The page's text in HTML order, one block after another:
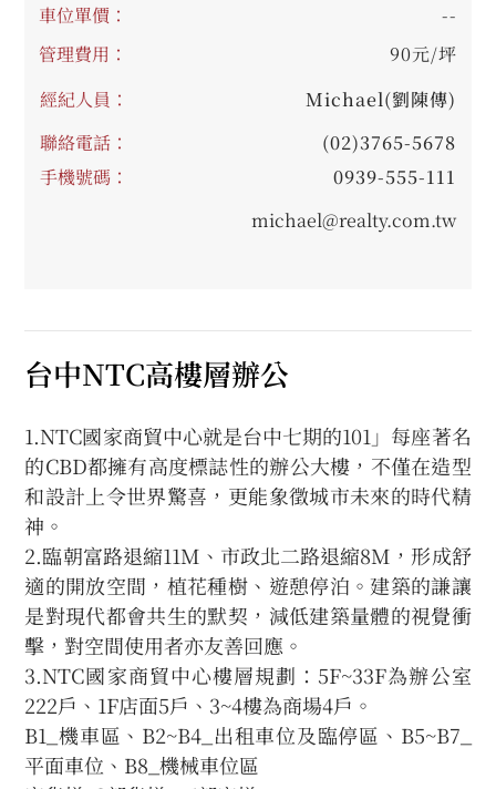
車位單價：
--
管理費用：
90元/坪
經紀人員：
Michael(劉陳傳)
聯絡電話：
(02)3765-5678
手機號碼：
0939-555-111
michael@realty.com.tw
台中NTC高樓層辦公
1.NTC國家商貿中心就是台中七期的101」每座著名
的CBD都擁有高度標誌性的辦公大樓，不僅在造型
和設計上令世界驚喜，更能象徵城市未來的時代精
神。
2.臨朝富路退縮11M、市政北二路退縮8M，形成舒
適的開放空間，植花種樹、遊憩停泊。建築的謙讓
是對現代都會共生的默契，減低建築量體的視覺衝
擊，對空間使用者亦友善回應。
3.NTC國家商貿中心樓層規劃：5F~33F為辦公室
222戶、1F店面5戶、3~4樓為商場4戶。
B1_機車區、B2~B4_出租車位及臨停區、B5~B7_
平面車位、B8_機械車位區